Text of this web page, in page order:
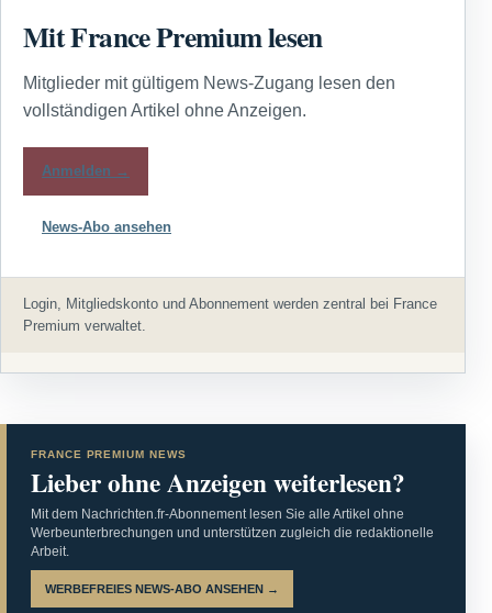
Mit France Premium lesen
Mitglieder mit gültigem News-Zugang lesen den
vollständigen Artikel ohne Anzeigen.
Anmelden →
News-Abo ansehen
Login, Mitgliedskonto und Abonnement werden zentral bei France
Premium verwaltet.
FRANCE PREMIUM NEWS
Lieber ohne Anzeigen weiterlesen?
Mit dem Nachrichten.fr-Abonnement lesen Sie alle Artikel ohne
Werbeunterbrechungen und unterstützen zugleich die redaktionelle
Arbeit.
WERBEFREIES NEWS-ABO ANSEHEN →